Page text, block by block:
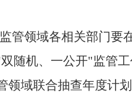
管领域各相关部门要
随机、一公开"监管
领域联合抽查年度计